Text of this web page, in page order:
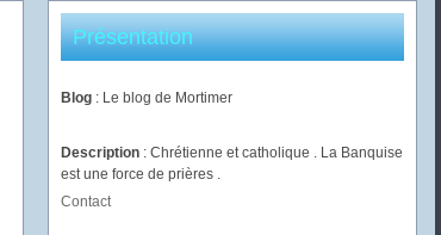
Présentation
Blog : Le blog de Mortimer
Description : Chrétienne et catholique . La Banquise
est une force de prières .
Contact